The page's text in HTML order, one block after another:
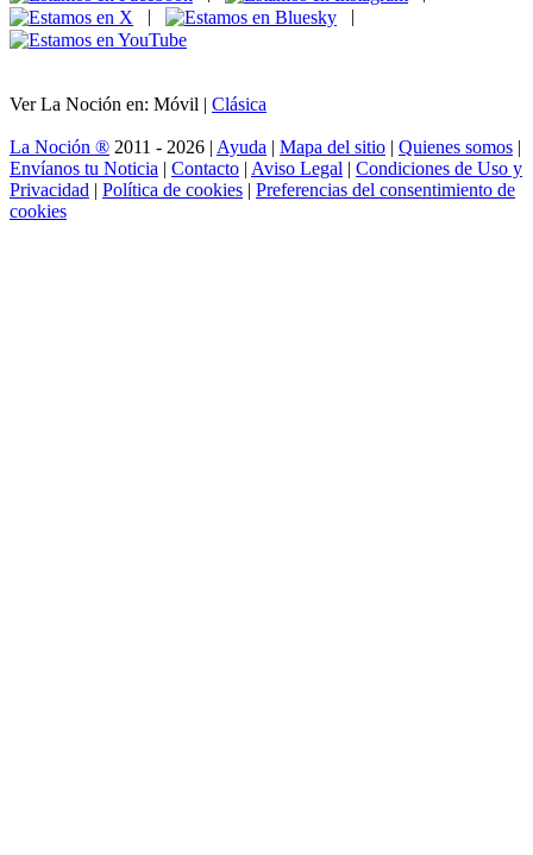
|
|
Ver La Noción en: Móvil | Clásica
La Noción ® 2011 - 2026 | Ayuda | Mapa del sitio | Quienes somos |
Envíanos tu Noticia | Contacto | Aviso Legal | Condiciones de Uso y
Privacidad | Política de cookies | Preferencias del consentimiento de
cookies